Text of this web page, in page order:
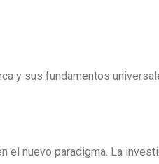
y sus fundamentos
el nuevo paradigma. La